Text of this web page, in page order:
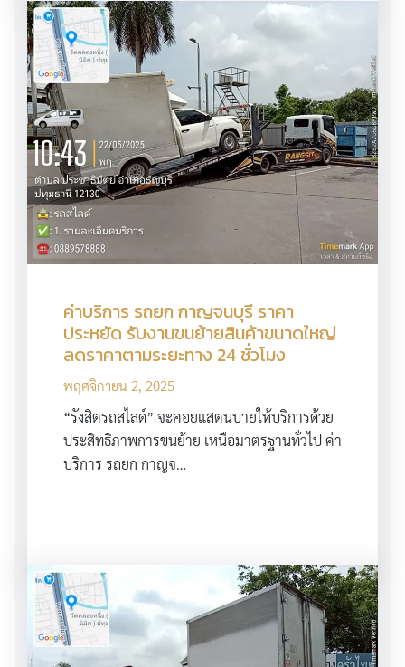
ค่าบริการ รถยก กาญจนบุรี ราคา
ประหยัด รับงานขนย้ายสินค้าขนาดใหญ่
ลดราคาตามระยะทาง 24 ชั่วโมง
พฤศจิกายน 2, 2025
“รังสิตรถสไลด์” จะคอยแสตนบายให้บริการด้วย
ประสิทธิภาพการขนย้าย เหนือมาตรฐานทั่วไป ค่า
บริการ รถยก กาญจ…